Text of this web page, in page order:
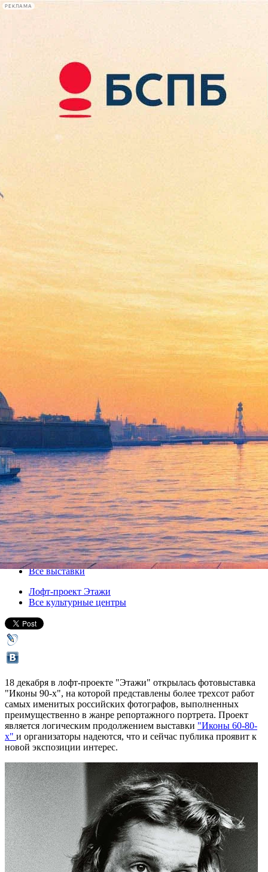
РЕКЛАМА
Сегодня:
2026.08.08
10:39
Афиша Plus
В "Этажах" покажут
"Иконы 90-х"
18 декабря 2015, пятница-18 января 2016, понедельник
Версия для печати
Все выставки
Лофт-проект Этажи
Все культурные центры
18 декабря в лофт-проекте "Этажи" открылась фотовыставка
"Иконы 90-х", на которой представлены более трехсот работ
самых именитых российских фотографов, выполненных
преимущественно в жанре репортажного портрета. Проект
является логическим продолжением выставки "Иконы 60-80-
х" и организаторы надеются, что и сейчас публика проявит к
новой экспозиции интерес.